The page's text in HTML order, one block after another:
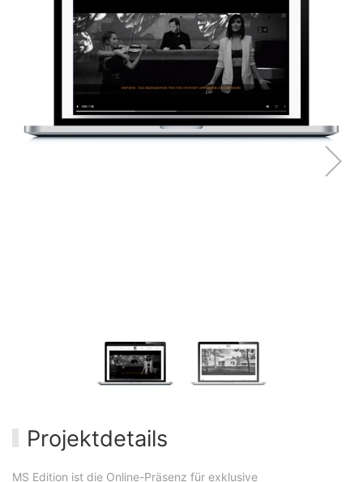
Projektdetails
MS Edition ist die Online-Präsenz für exklusive